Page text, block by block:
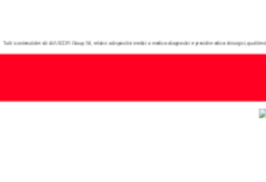
Tutti i contenuti dei siti di ASCOR Group Srl, relativi a dispositivi medici o medico–diagnostici e presidi medico-chirurgici, quali